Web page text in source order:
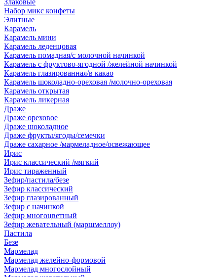
Злаковые
Набор микс конфеты
Элитные
Карамель
Карамель мини
Карамель леденцовая
Карамель помадная/с молочной начинкой
Карамель с фруктово-ягодной /желейной начинкой
Карамель глазированная/в какао
Карамель шоколадно-ореховая /молочно-ореховая
Карамель открытая
Карамель ликерная
Драже
Драже ореховое
Драже шоколадное
Драже фрукты/ягоды/семечки
Драже сахарное /мармеладное/освежающее
Ирис
Ирис классический /мягкий
Ирис тираженный
Зефир/пастила/безе
Зефир классический
Зефир глазированный
Зефир с начинкой
Зефир многоцветный
Зефир жевательный (маршмеллоу)
Пастила
Безе
Мармелад
Мармелад желейно-формовой
Мармелад многослойный